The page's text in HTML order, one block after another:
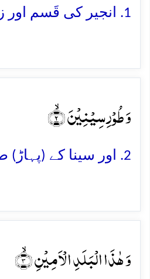
1. انجیر کی قَسم اور زیتون کی قَسم
وَ طُوۡرِ سِیۡنِیۡنَ ۙ﴿۲﴾
2. اور سینا کے (پہاڑ) طور کی قَسم
وَ ہٰذَا الۡبَلَدِ الۡاَمِیۡنِ ۙ﴿۳﴾